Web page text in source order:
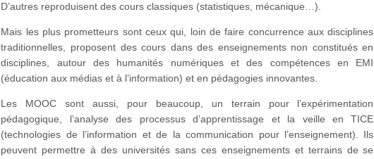
D’autres reproduisent des cours classiques (statistiques, mécanique…).
Mais les plus prometteurs sont ceux qui, loin de faire concurrence aux disciplines
traditionnelles, proposent des cours dans des enseignements non constitués en
disciplines, autour des humanités numériques et des compétences en EMI
(éducation aux médias et à l’information) et en pédagogies innovantes.
Les MOOC sont aussi, pour beaucoup, un terrain pour l’expérimentation
pédagogique, l’analyse des processus d’apprentissage et la veille en TICE
(technologies de l’information et de la communication pour l’enseignement). Ils
peuvent permettre à des universités sans ces enseignements et terrains de se